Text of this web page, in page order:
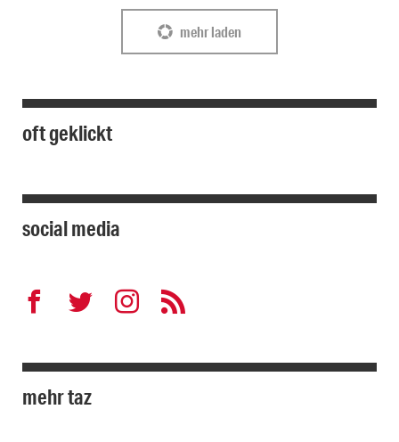
mehr laden
oft geklickt
social media
mehr taz